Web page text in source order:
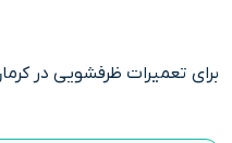
برای تعمیرات ظرفشویی در